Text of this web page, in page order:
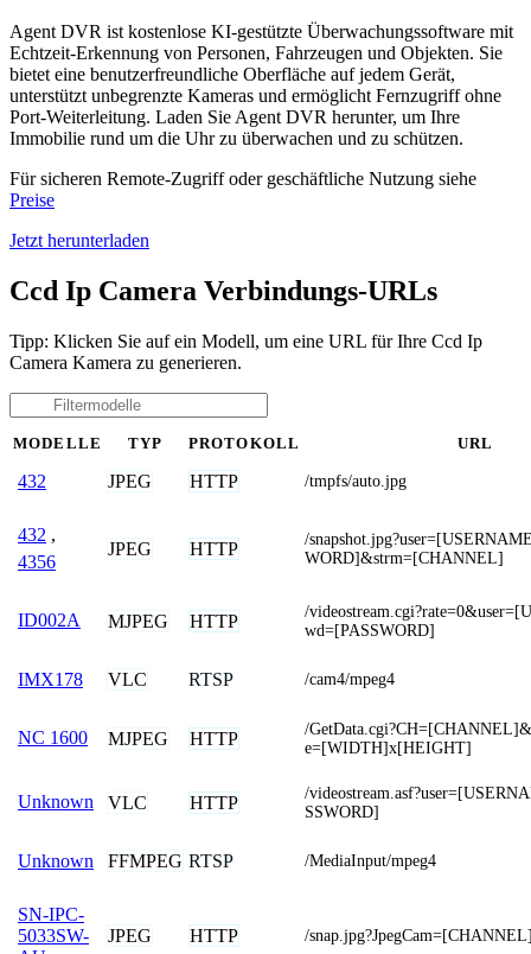
Agent DVR ist kostenlose KI-gestützte Überwachungssoftware mit
Echtzeit-Erkennung von Personen, Fahrzeugen und Objekten. Sie
bietet eine benutzerfreundliche Oberfläche auf jedem Gerät,
unterstützt unbegrenzte Kameras und ermöglicht Fernzugriff ohne
Port-Weiterleitung. Laden Sie Agent DVR herunter, um Ihre
Immobilie rund um die Uhr zu überwachen und zu schützen.
Für sicheren Remote-Zugriff oder geschäftliche Nutzung siehe
Preise
Jetzt herunterladen
Ccd Ip Camera Verbindungs-URLs
Tipp: Klicken Sie auf ein Modell, um eine URL für Ihre Ccd Ip
Camera Kamera zu generieren.
MODELLE TYP PROTOKOLL URL
432 JPEG HTTP /tmpfs/auto.jpg
432 ,
4356
JPEG HTTP
/
WORD]&strm=[CHANNEL]
ID002A MJPEG HTTP
/
wd=[PASSWORD]
IMX178 VLC RTSP /cam4/mpeg4
NC 1600 MJPEG HTTP
/
e=[WIDTH]x[HEIGHT]
Unknown VLC HTTP
/
SSWORD]
Unknown FFMPEG RTSP /MediaInput/mpeg4
SN-IPC-
5033SW-
JPEG HTTP /